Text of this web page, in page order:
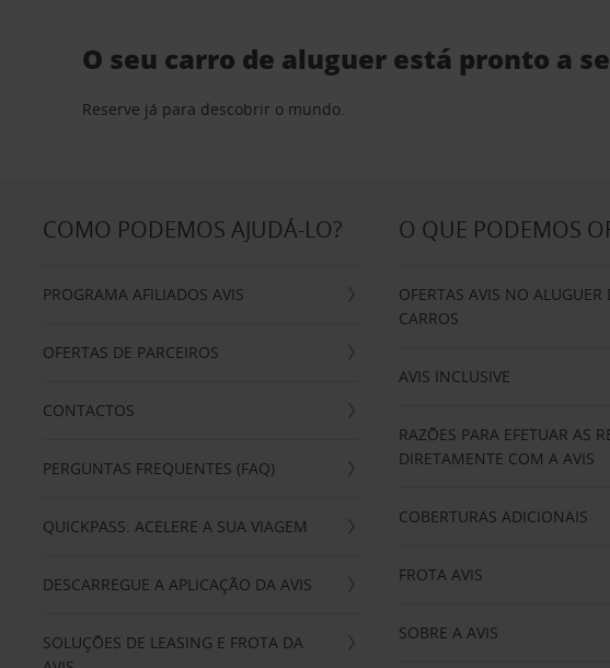
O seu carro de aluguer está pronto a
Reserve já para descobrir o mundo.
COMO PODEMOS AJUDÁ-LO?
PROGRAMA AFILIADOS AVIS
OFERTAS DE PARCEIROS
CONTACTOS
PERGUNTAS FREQUENTES (FAQ)
QUICKPASS: ACELERE A SUA VIAGEM
DESCARREGUE A APLICAÇÃO DA AVIS
SOLUÇÕES DE LEASING E FROTA DA
O QUE PODEMOS
OFERTAS AVIS NO ALUGUER
CARROS
AVIS INCLUSIVE
RAZÕES PARA EFETUAR AS
DIRETAMENTE COM A AVIS
COBERTURAS ADICIONAIS
FROTA AVIS
SOBRE A AVIS